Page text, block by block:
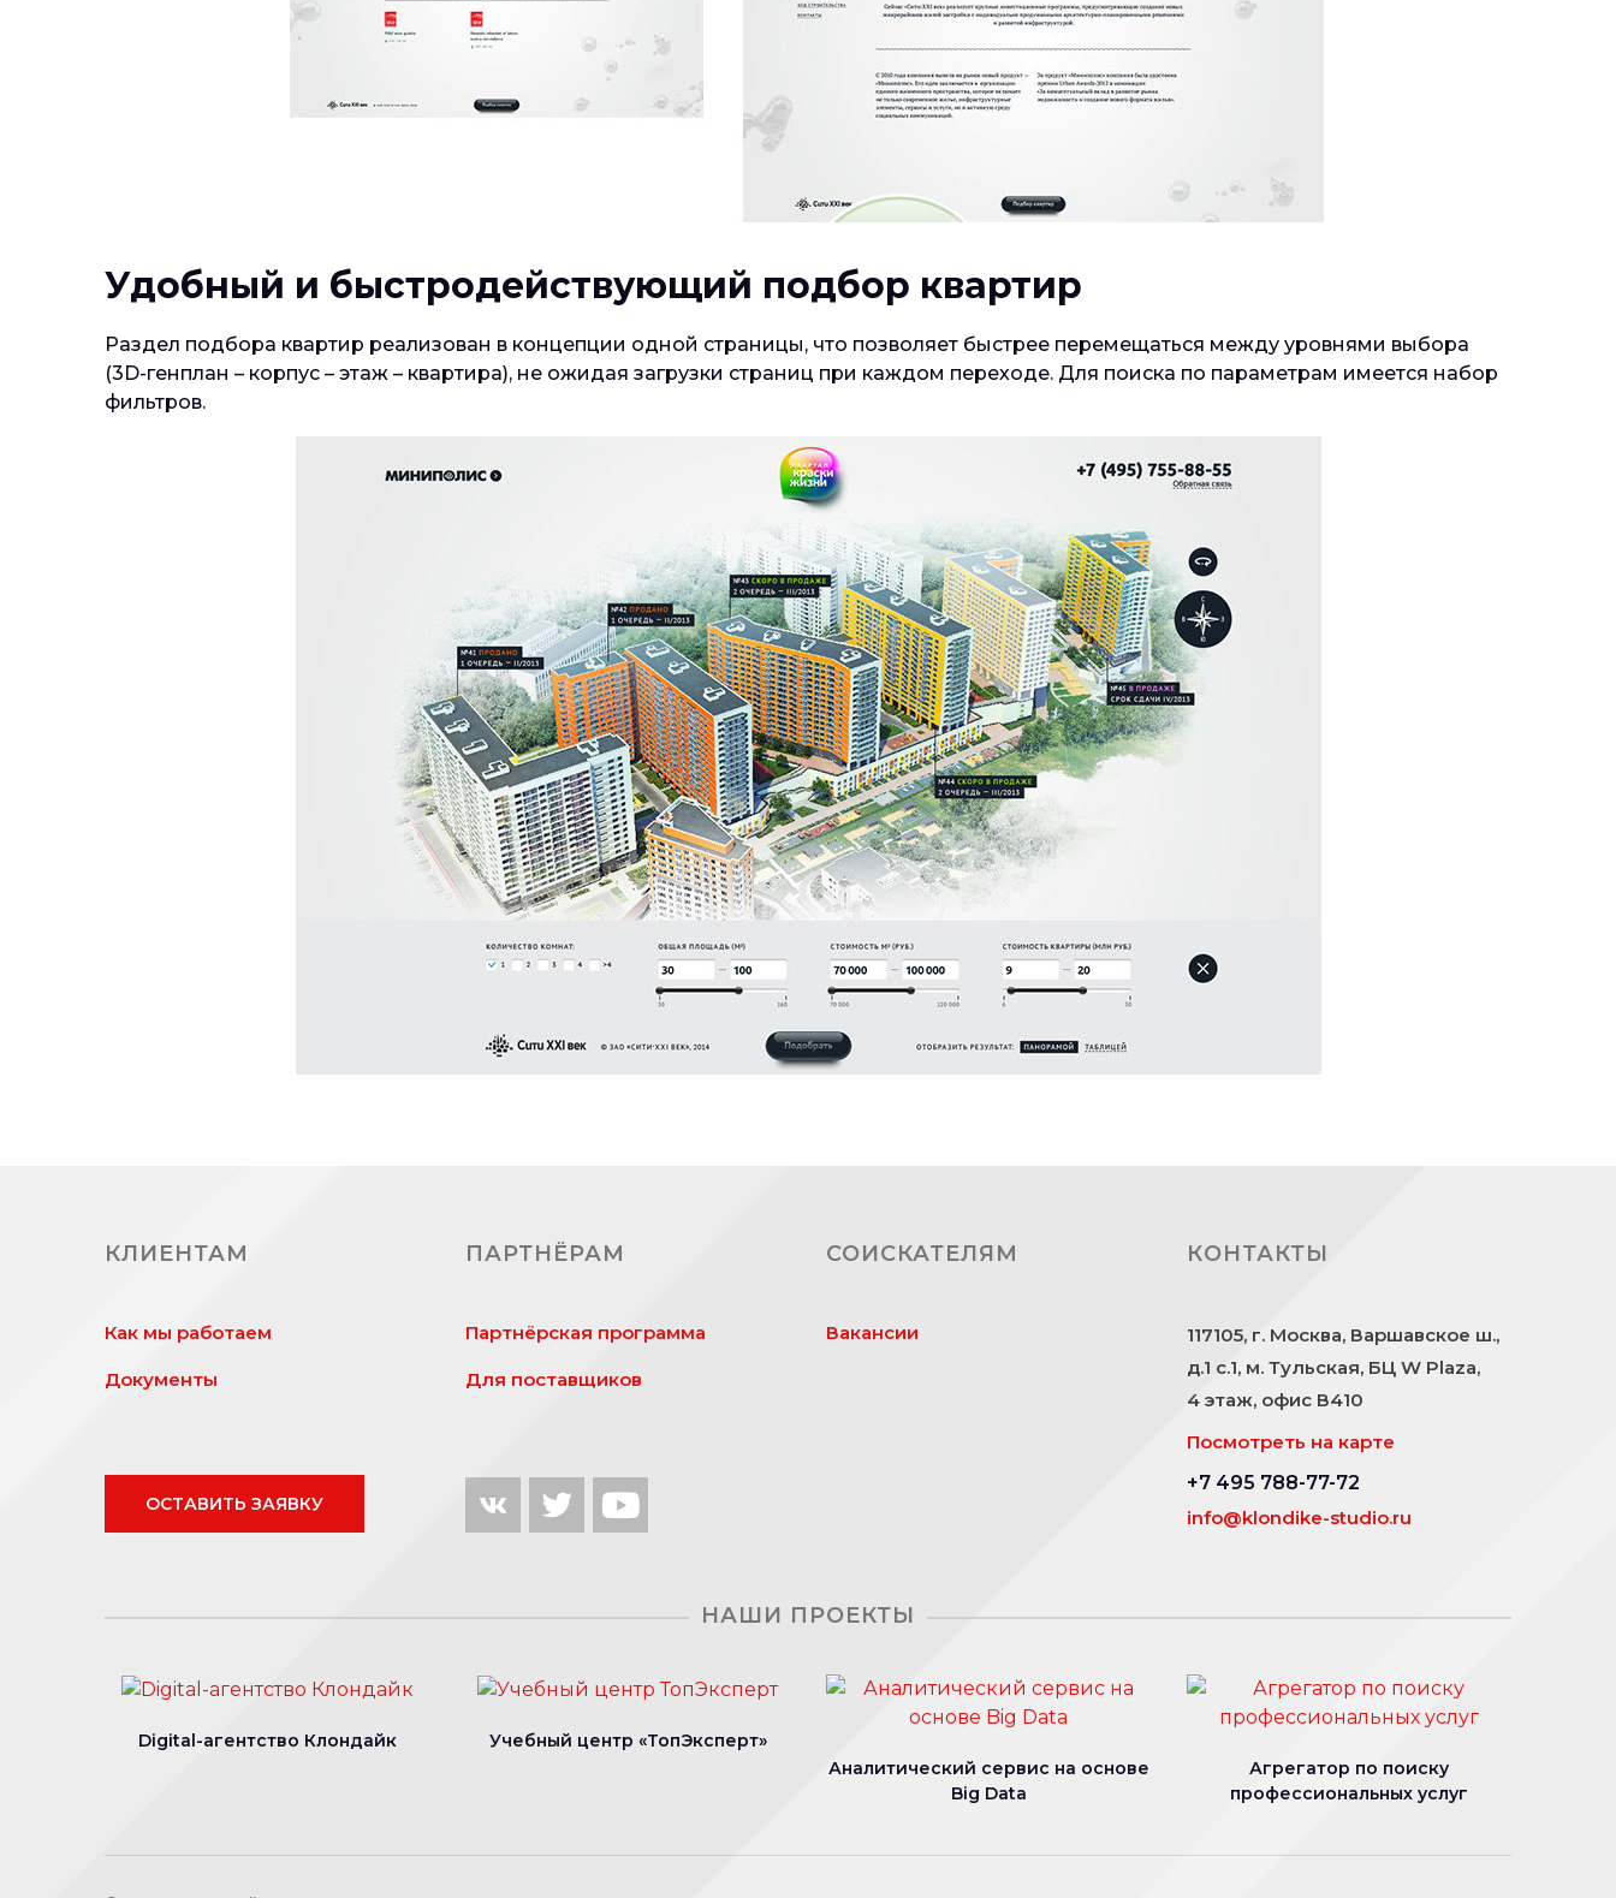
Удобный и быстродействующий подбор квартир
Раздел подбора квартир реализован в концепции одной страницы, что позволяет быстрее перемещаться между уровнями выбора
(3D-генплан – корпус – этаж – квартира), не ожидая загрузки страниц при каждом переходе. Для поиска по параметрам имеется набор
фильтров.
КЛИЕНТАМ
Как мы работаем
Документы
ОСТАВИТЬ ЗАЯВКУ
ПАРТНЁРАМ
Партнёрская программа
Для поставщиков
СОИСКАТЕЛЯМ
Вакансии
КОНТАКТЫ
117105, г. Москва, Варшавское ш.,
д.1 с.1, м. Тульская, БЦ W Plaza,
4 этаж, офис В410
Посмотреть на карте
+7 495 788-77-72
info@klondike-studio.ru
НАШИ ПРОЕКТЫ
Digital-агентство Клондайк
Учебный центр «ТопЭксперт»
Аналитический сервис на основе
Big Data
Агрегатор по поиску
профессиональных услуг